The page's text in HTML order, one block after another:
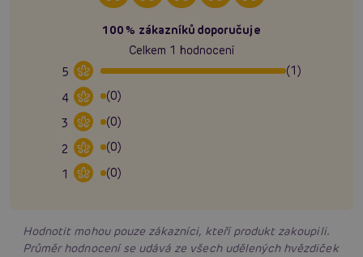
100% zákazníků doporučuje
Celkem 1 hodnocení
5
(1)
4
(0)
3
(0)
2
(0)
1
(0)
Hodnotit mohou pouze zákazníci, kteří produkt zakoupili.
Průměr hodnocení se udává ze všech udělených hvězdiček